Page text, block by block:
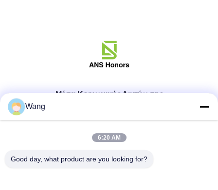
Μέσα Κοινωνικής Δικτύωσης
Γρήγορη επικοινωνία
Τηλ.
Wang
6:20 AM
Good day, what product are you looking for?